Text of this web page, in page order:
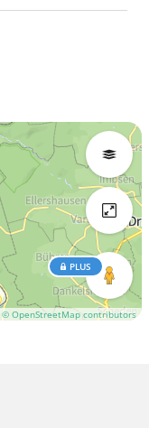
© OpenStreetMap contributors
PLUS